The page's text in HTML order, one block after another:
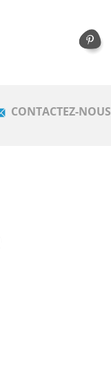
CONTACTEZ-NOUS